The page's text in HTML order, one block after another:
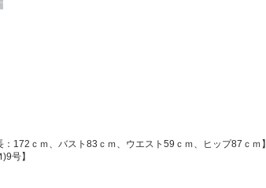
172ｃｍ、バスト83ｃｍ、ウエスト59ｃｍ、ヒップ87ｃｍ】
号】